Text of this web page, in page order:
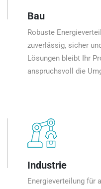
Bau
Robuste
zuverlässig, sicher
Lösungen bleibt Ihr
anspruchsvoll die
Industrie
Energieverteilung für